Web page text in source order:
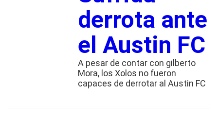
derrota ante
el Austin FC
A pesar de contar con gilberto
Mora, los Xolos no fueron
capaces de derrotar al Austin FC